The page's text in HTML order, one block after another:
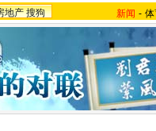
地产 搜狗 新闻 -